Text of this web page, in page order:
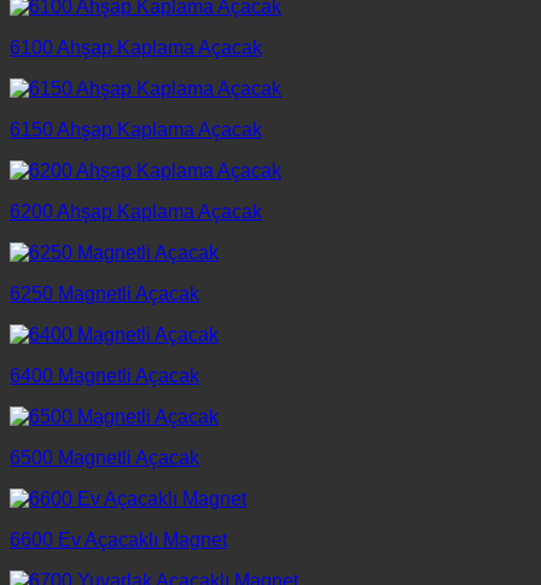
6100 Ahşap Kaplama Açacak
6150 Ahşap Kaplama Açacak
6200 Ahşap Kaplama Açacak
6250 Magnetli Açacak
6400 Magnetli Açacak
6500 Magnetli Açacak
6600 Ev Açacaklı Magnet